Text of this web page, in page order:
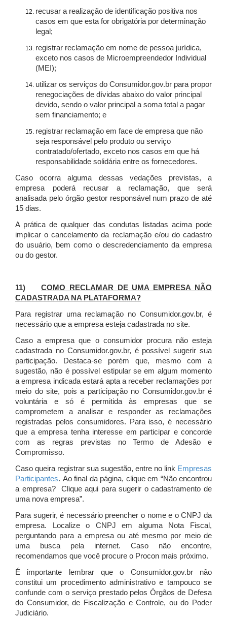
recusar a realização de identificação positiva nos
casos em que esta for obrigatória por determinação
legal;
registrar reclamação em nome de pessoa jurídica,
exceto nos casos de Microempreendedor Individual
(MEI);
utilizar os serviços do Consumidor.gov.br para propor
renegociações de dívidas abaixo do valor principal
devido, sendo o valor principal a soma total a pagar
sem financiamento; e
registrar reclamação em face de empresa que não
seja responsável pelo produto ou serviço
contratado/ofertado, exceto nos casos em que há
responsabilidade solidária entre os fornecedores.
Caso ocorra alguma dessas vedações previstas, a
empresa poderá recusar a reclamação, que será
analisada pelo órgão gestor responsável num prazo de até
15 dias.
A prática de qualquer das condutas listadas acima pode
implicar o cancelamento da reclamação e/ou do cadastro
do usuário, bem como o descredenciamento da empresa
ou do gestor.
11)COMO RECLAMAR DE UMA EMPRESA NÃO
CADASTRADA NA PLATAFORMA?
Para registrar uma reclamação no Consumidor.gov.br, é
necessário que a empresa esteja cadastrada no site.
Caso a empresa que o consumidor procura não esteja
cadastrada no Consumidor.gov.br, é possível sugerir sua
participação. Destaca-se porém que, mesmo com a
sugestão, não é possível estipular se em algum momento
a empresa indicada estará apta a receber reclamações por
meio do site, pois a participação no Consumidor.gov.br é
voluntária e só é permitida às empresas que se
comprometem a analisar e responder as reclamações
registradas pelos consumidores. Para isso, é necessário
que a empresa tenha interesse em participar e concorde
com as regras previstas no Termo de Adesão e
Compromisso.
Caso queira registrar sua sugestão, entre no link Empresas
Participantes. Ao final da página, clique em “Não encontrou
a empresa? Clique aqui para sugerir o cadastramento de
uma nova empresa”.
Para sugerir, é necessário preencher o nome e o CNPJ da
empresa. Localize o CNPJ em alguma Nota Fiscal,
perguntando para a empresa ou até mesmo por meio de
uma busca pela internet. Caso não encontre,
recomendamos que você procure o Procon mais próximo.
É importante lembrar que o Consumidor.gov.br não
constitui um procedimento administrativo e tampouco se
confunde com o serviço prestado pelos Órgãos de Defesa
do Consumidor, de Fiscalização e Controle, ou do Poder
Judiciário.